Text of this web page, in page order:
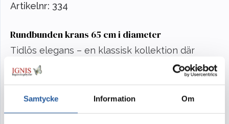
Samtycke Information Om
Artikelnr: 334
Rundbunden krans 65 cm i diameter
Tidlös elegans – en klassisk kollektion där
blommorna binds samman på ett stilrent och
tidlöst sätt.
I kollektionen Tidlös elegans finns
urndekoration, krans, bukett och handbukett.